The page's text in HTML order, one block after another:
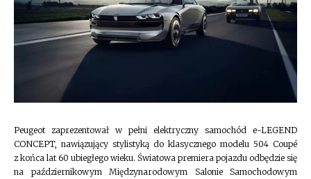
Peugeot zaprezentował w pełni elektryczny samochód e-LEGEND
CONCEPT, nawiązujący stylistyką do klasycznego modelu 504 Coupé
z końca lat 60 ubiegłego wieku. Światowa premiera pojazdu odbędzie się
na październikowym Międzynarodowym Salonie Samochodowym